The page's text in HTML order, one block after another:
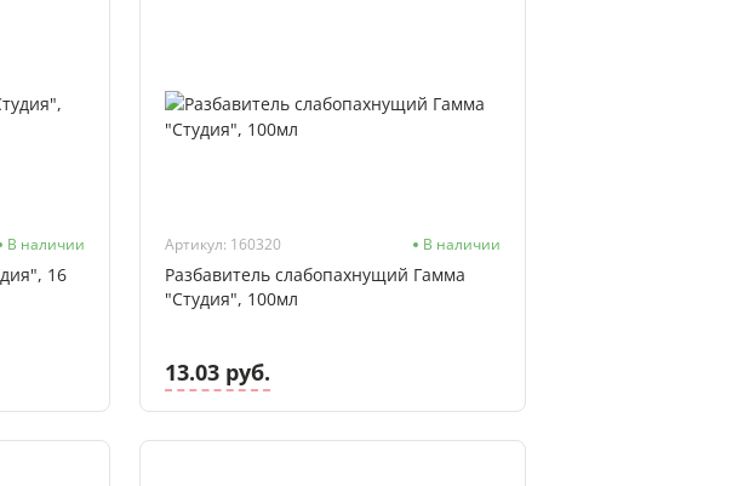
В наличии
16
Артикул: 160320 В наличии
Разбавитель слабопахнущий Гамма
"Студия", 100мл
13.03 руб.